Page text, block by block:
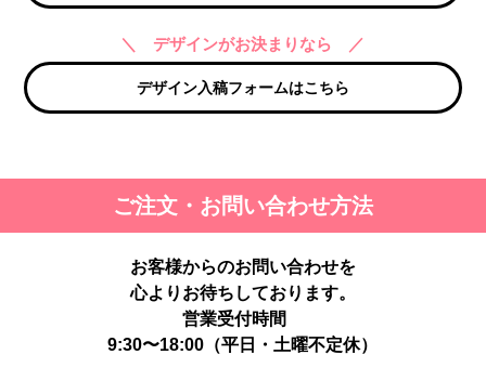
＼ デザインがお決まりなら ／
デザイン入稿フォームはこちら
ご注文・お問い合わせ方法
お客様からのお問い合わせを
心よりお待ちしております。
営業受付時間
9:30〜18:00（平日・土曜不定休）